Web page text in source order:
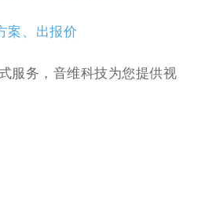
案、出报价
服务，音维科技为您提供视